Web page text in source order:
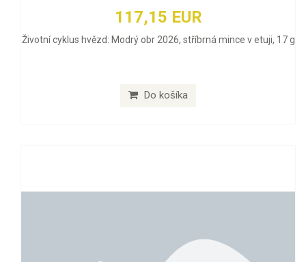
117,15 EUR
Životní cyklus hvězd: Modrý obr 2026, stříbrná mince v etuji, 17 g
Do košíka